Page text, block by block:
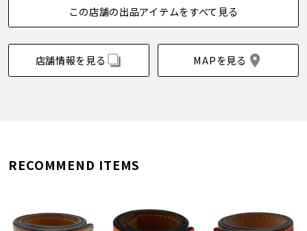
この店舗の出品アイテムをすべて見る
店舗情報を見る MAPを見る
RECOMMEND ITEMS